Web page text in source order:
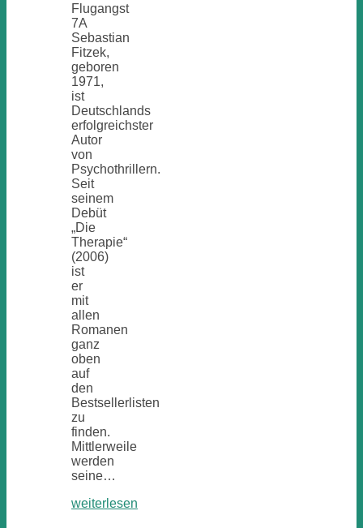
Flugangst
7A
Sebastian
Fitzek,
geboren
1971,
ist
Deutschlands
erfolgreichster
Autor
von
Psychothrillern.
Seit
seinem
Debüt
„Die
Therapie“
(2006)
ist
er
mit
allen
Romanen
ganz
oben
auf
den
Bestsellerlisten
zu
finden.
Mittlerweile
werden
seine…
weiterlesen